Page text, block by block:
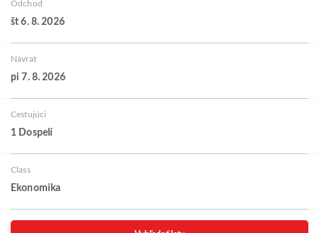
Odchod
št 6. 8. 2026
Návrat
pi 7. 8. 2026
Cestujúci
1 Dospelí
Class
Ekonomika